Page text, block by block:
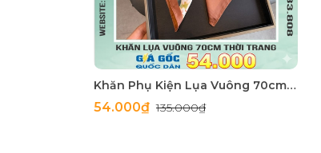
Khăn Phụ Kiện Lụa Vuông 70cm - Thế Giới Khăn Đẹp C1062_4
54.000₫135.000₫